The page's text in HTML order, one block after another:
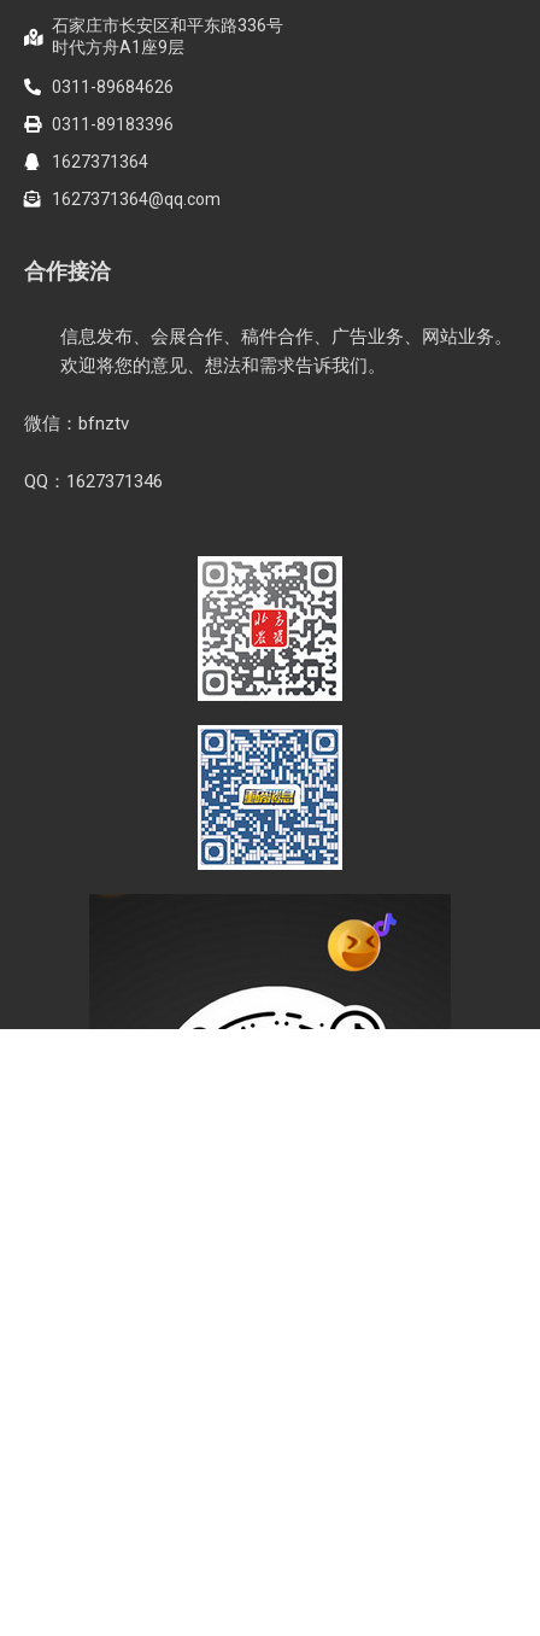
石家庄市长安区和平东路336号
时代方舟A1座9层
0311-89684626
0311-89183396
1627371364
1627371364@qq.com
合作接洽
信息发布、会展合作、稿件合作、广告业务、网站业务。
欢迎将您的意见、想法和需求告诉我们。
微信：bfnztv
QQ：1627371346